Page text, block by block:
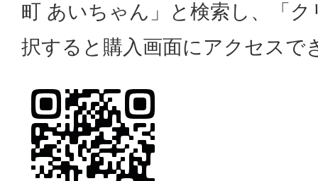
町 あいちゃん」と検索し、「
択すると購入画面にアクセスで